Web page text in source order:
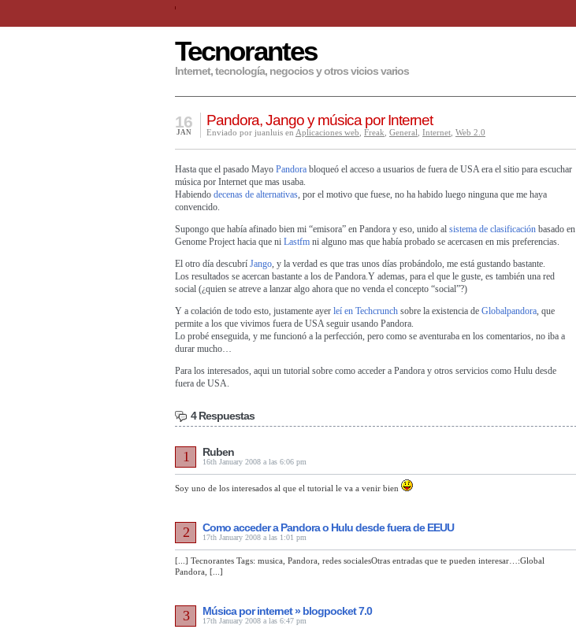
Tecnorantes
Internet, tecnología, negocios y otros vicios varios
Pandora, Jango y música por Internet
16
JAN Enviado por juanluis en Aplicaciones web Freak General Internet Web 2.0
Hasta que el pasado Mayo Pandora bloqueó el acceso a usuarios de fuera de USA era el sitio para escuchar
música por Internet que mas usaba.
Habiendo decenas de alternativas, por el motivo que fuese, no ha habido luego ninguna que me haya
convencido.
Supongo que había afinado bien mi “emisora” en Pandora y eso, unido al sistema de clasificación basado en
Genome Project hacia que ni Lastfm ni alguno mas que había probado se acercasen en mis preferencias.
El otro día descubrí Jango, y la verdad es que tras unos días probándolo, me está gustando bastante.
Los resultados se acercan bastante a los de Pandora.Y ademas, para el que le guste, es también una red
social (¿quien se atreve a lanzar algo ahora que no venda el concepto “social”?)
Y a colación de todo esto, justamente ayer leí en Techcrunch sobre la existencia de Globalpandora, que
permite a los que vivimos fuera de USA seguir usando Pandora.
Lo probé enseguida, y me funcionó a la perfección, pero como se aventuraba en los comentarios, no iba a
durar mucho…
Para los interesados, aqui un tutorial sobre como acceder a Pandora y otros servicios como Hulu desde
fuera de USA.
4 Respuestas
Ruben
16th January 2008 a las 6:06 pm
1
Soy uno de los interesados al que el tutorial le va a venir bien
Como acceder a Pandora o Hulu desde fuera de EEUU
17th January 2008 a las 1:01 pm
2
[...] Tecnorantes Tags: musica, Pandora, redes socialesOtras entradas que te pueden interesar…:Global
Pandora, [...]
Música por internet » blogpocket 7.0
17th January 2008 a las 6:47 pm
3